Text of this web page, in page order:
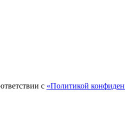
с «Политикой